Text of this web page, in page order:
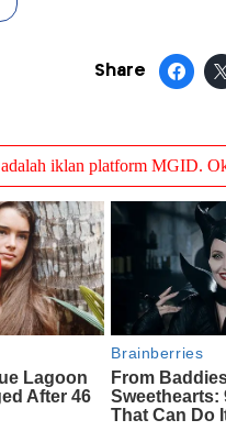
Share